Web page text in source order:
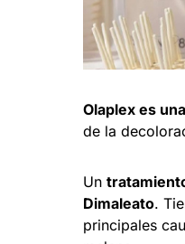
Olaplex es
de la
Un
Dimaleato.
principales